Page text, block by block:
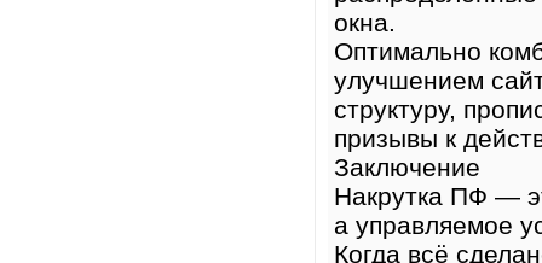
окна.
Оптимально
улучшением
структуру,
призывы к
Заключение
Накрутка ПФ —
а управляемое
Когда всё